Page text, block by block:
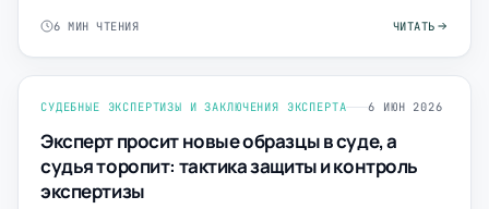
6 МИН ЧТЕНИЯ ЧИТАТЬ
СУДЕБНЫЕ ЭКСПЕРТИЗЫ И ЗАКЛЮЧЕНИЯ ЭКСПЕРТА 6 ИЮН 2026
Эксперт просит новые образцы в суде, а
судья торопит: тактика защиты и контроль
экспертизы